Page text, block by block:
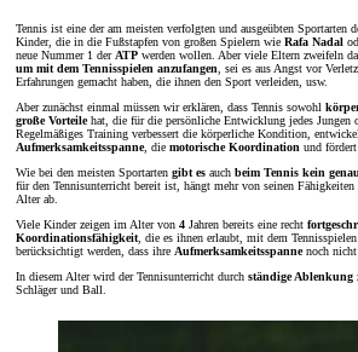
Tennis ist eine der am meisten verfolgten und ausgeübten Sportarten
Kinder, die in die Fußstapfen von großen Spielern wie Rafa Nadal
neue Nummer 1 der ATP werden wollen. Aber viele Eltern zweifeln
um mit dem Tennisspielen anzufangen , sei es aus Angst vor
Erfahrungen gemacht haben, die ihnen den Sport verleiden, usw.
Aber zunächst einmal müssen wir erklären, dass Tennis sowohl
große Vorteilehat, die für die persönliche Entwicklung jedes Jungen
Regelmäßiges Training verbessert die körperliche Kondition,
Aufmerksamkeitsspanne, die motorische Koordination und
Wie bei den meisten Sportarten gibt es auch beim Tennis kein
für den Tennisunterricht bereit ist, hängt mehr von seinen
Alter ab.
Viele Kinder zeigen im Alter von 4 Jahren bereits eine recht
Koordinationsfähigkeit , die es ihnen erlaubt, mit dem
berücksichtigt werden, dass ihre Aufmerksamkeitsspannenoch nicht
In diesem Alter wird der Tennisunterricht durch ständige Ablenkung
Schläger und Ball.